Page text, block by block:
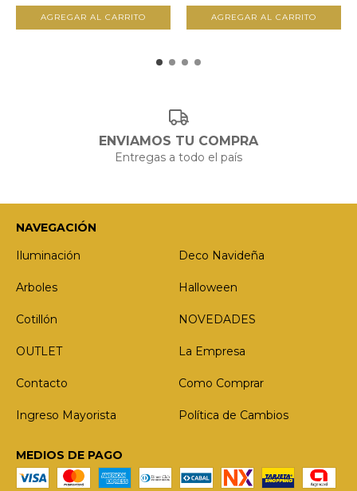
ENVIAMOS TU COMPRA
Entregas a todo el país
NAVEGACIÓN
Iluminación
Deco Navideña
Arboles Halloween
Cotillón NOVEDADES
OUTLET La Empresa
Contacto Como Comprar
Ingreso Mayorista Política de Cambios
MEDIOS DE PAGO